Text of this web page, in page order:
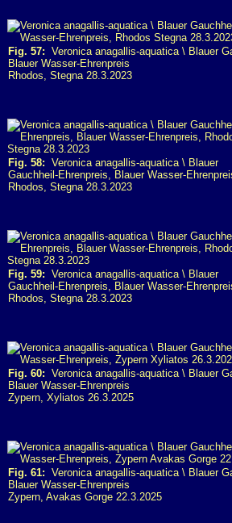
Fig. 57: Veronica anagallis-aquatica \ Blauer
Blauer Wasser-Ehrenpreis
Rhodos, Stegna 28.3.2023
Fig. 58: Veronica anagallis-aquatica \ Blauer
Gauchheil-Ehrenpreis, Blauer Wasser-
Rhodos, Stegna 28.3.2023
Fig. 59: Veronica anagallis-aquatica \ Blauer
Gauchheil-Ehrenpreis, Blauer Wasser-
Rhodos, Stegna 28.3.2023
Fig. 60: Veronica anagallis-aquatica \ Blauer
Blauer Wasser-Ehrenpreis
Zypern, Xyliatos 26.3.2025
Fig. 61: Veronica anagallis-aquatica \ Blauer
Blauer Wasser-Ehrenpreis
Zypern, Avakas Gorge 22.3.2025